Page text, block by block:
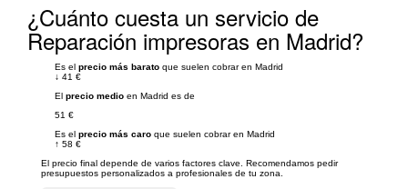
¿Cuánto cuesta un servicio de
Reparación impresoras en Madrid?
Es el precio más barato que suelen cobrar en Madrid
↓ 41 €
El precio medio en Madrid es de
51 €
Es el precio más caro que suelen cobrar en Madrid
↑ 58 €
El precio final depende de varios factores clave. Recomendamos pedir
presupuestos personalizados a profesionales de tu zona.